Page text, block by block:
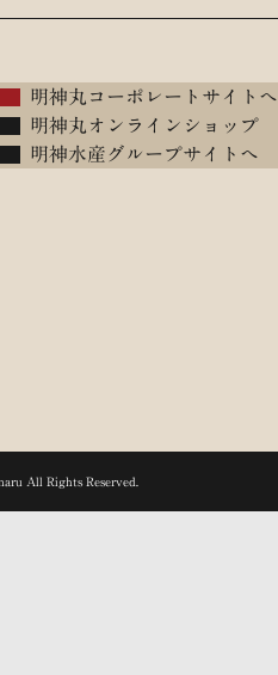
明神丸コーポレートサイトへ
明神丸オンラインショップ
明神水産グループサイトへ
All Rights Reserved.